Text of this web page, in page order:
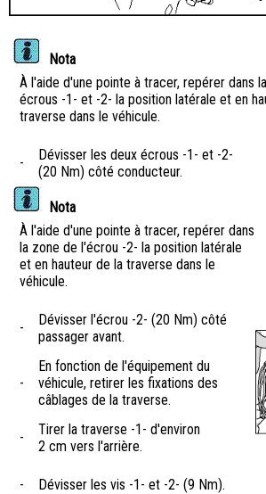
Nota
À l'aide d'une pointe à tracer, repérer dans
écrous -1- et -2- la position latérale et en
traverse dans le véhicule.
-
Dévisser les deux écrous -1- et -2-
(20 Nm) côté conducteur.
Nota
À l'aide d'une pointe à tracer, repérer dans
la zone de l'écrou -2- la position latérale
et en hauteur de la traverse dans le
véhicule.
-
Dévisser l'écrou -2- (20 Nm) côté
passager avant.
-
En fonction de l'équipement du
véhicule, retirer les fixations des
câblages de la traverse.
-
Tirer la traverse -1- d'environ
2 cm vers l'arrière.
- Dévisser les vis -1- et -2- (9 Nm).